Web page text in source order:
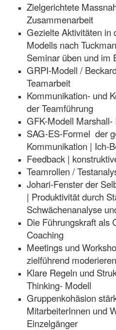
Zielgerichtete
Zusammenarbeit
Gezielte Aktivitäten in
Modells nach
Seminar üben und im
GRPI-Modell /
Teamarbeit
Kommunikation- und
der Teamführung
GFK-Modell
SAG-ES-Formel der
Kommunikation | Ich-
Feedback |
Teamrollen /
Johari-Fenster der
| Produktivität durch
Schwächenanalyse
Die Führungskraft als
Coaching
Meetings und
zielführend moderieren
Klare Regeln und
Thinking- Modell
Gruppenkohäsion
MitarbeiterInnen und
Einzelgänger